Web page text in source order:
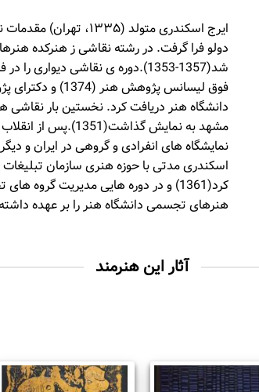
ایرج اسکندری متولد
دولو فرا گرفت. در رشته نقاشی ز هنرکده
دانشگاه هنر دریافت کرد. نخستین بار نقاشی
مشهد به نمایش
نمایشگاه های انفرادی و گروهی در ایران و
اسکندری مدتی با حوزه هنری سازمان
کرد(1361) و در دوره هایی مدیریت
هنرهای تجسمی دانشگاه هنر را بر عهده
آثار این هنرمند